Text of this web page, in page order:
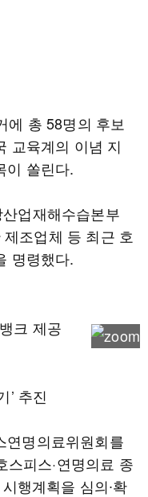
에 총 58명의 후보
교육계의 이념 지
이 쏠린다.
업재해수습본부
조업체 등 최근 호
명령했다.
추진
연명의료위원회를
스피스·연명의료 종
행계획을 심의∙확